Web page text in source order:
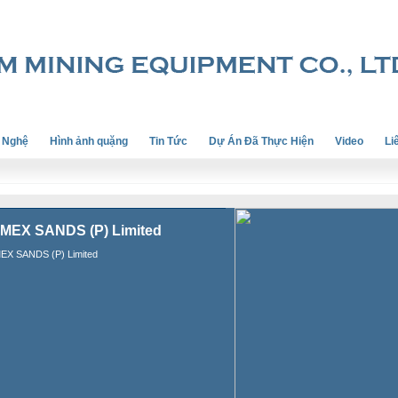
Hình ảnh quặng Tin Tức Dự Án Đã Thực Hiện Video
SANDS (P) Limited
SANDS (P) Limited